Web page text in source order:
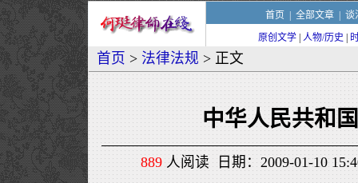
首页 全部文章| 谈
原创文学 人物/历史
首页 > 法律法规 > 正文
中华人民共和
889人阅读 日期：2009-01-10